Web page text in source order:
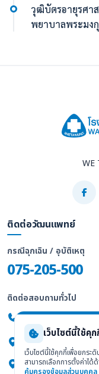
วุฒิบัตรอายุรศาส
พยาบาลพระมง
WE
ติดต่อวัฒนแพทย์
กรณีฉุกเฉิน / อุบัติเหตุ
075-205-500
ติดต่อสอบถามทั่วไป
075-205-555
247/2 ถ.พัทลุง ต.ทับ
ดูแผนที่ Google
เว็บไซต์นี้ใช้คุ
เว็บไซต์นี้ใช้คุกกี้เพื่อยกระ
สามารถเลือกการตั้งค่าได้
คุ้มครองข้อมูลส่วนบุคคล